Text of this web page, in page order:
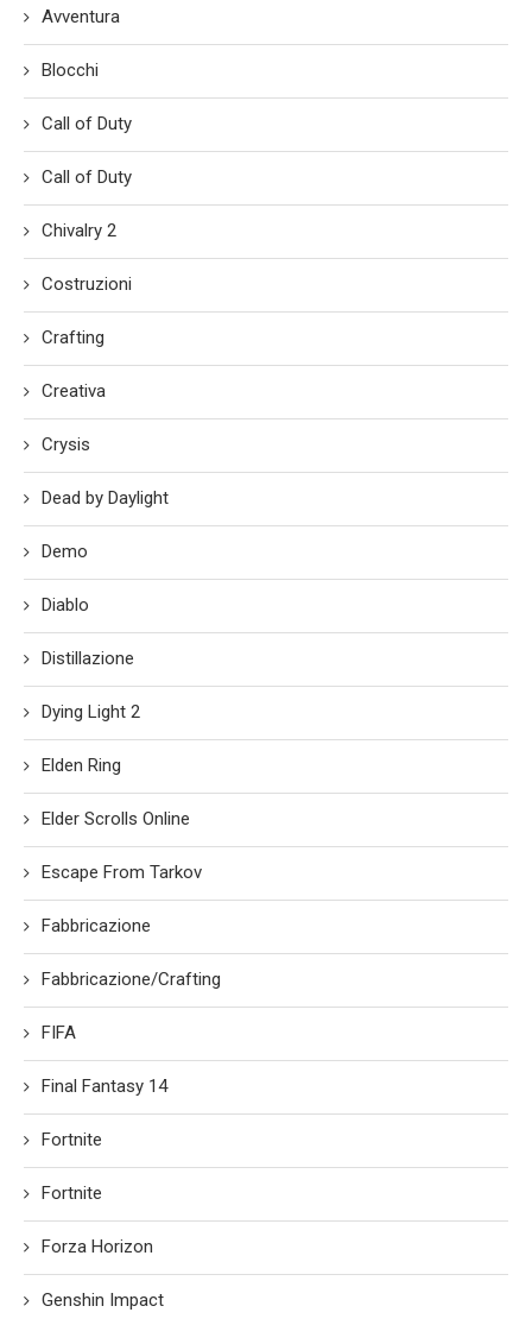
Avventura
Blocchi
Call of Duty
Call of Duty
Chivalry 2
Costruzioni
Crafting
Creativa
Crysis
Dead by Daylight
Demo
Diablo
Distillazione
Dying Light 2
Elden Ring
Elder Scrolls Online
Escape From Tarkov
Fabbricazione
Fabbricazione/Crafting
FIFA
Final Fantasy 14
Fortnite
Fortnite
Forza Horizon
Genshin Impact